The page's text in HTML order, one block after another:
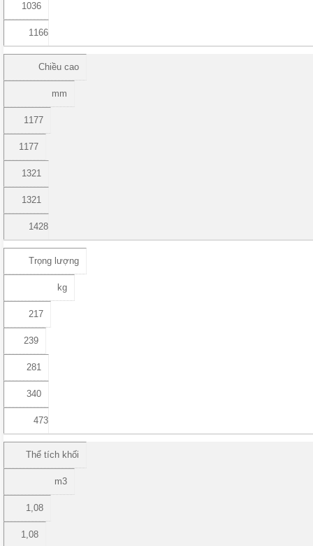
1036
1166
Chiều cao
mm
1177
1177
1321
1321
1428
Trọng lượng
kg
217
239
281
340
473
Thể tích khối
m3
1,08
1,08